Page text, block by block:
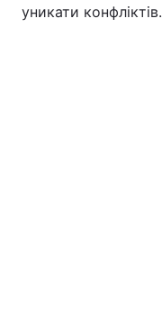
уникати конфліктів.